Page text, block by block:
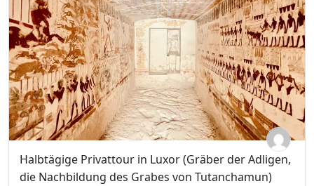
Halbtägige Privattour in Luxor (Gräber der Adligen,
die Nachbildung des Grabes von Tutanchamun)